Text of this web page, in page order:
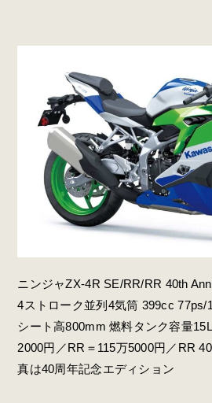
ニンジャZX-4R SE/RR/RR 40th
4ストローク並列4気筒 399cc 77ps/
シート高800mm 燃料タンク容量
2000円／RR＝115万5000円／RR
真は40周年記念エディション